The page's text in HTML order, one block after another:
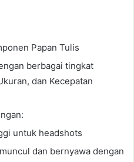
Papan Tulis
berbagai tingkat
dan Kecepatan
untuk headshots
dan bernyawa dengan